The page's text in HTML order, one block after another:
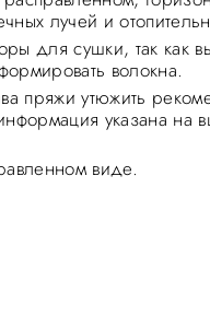
лучей и
для сушки, так как
волокна.
пряжи утюжить
указана на
виде.